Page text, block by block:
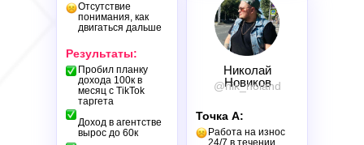
Точка А:
Результаты:
Николай
Новиков
Работа на износ
24/7 в течении
@nik_noland
Пробил планку
дохода 100к в
месяц с TikTok
таргета
Доход в агентстве
вырос до 60к
Отсутствие
понимания, как
двигаться дальше